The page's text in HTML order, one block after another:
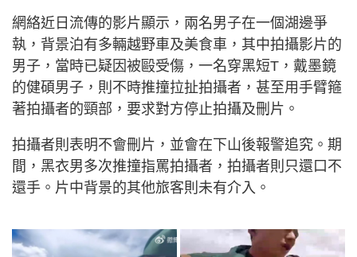
網絡近日流傳的影片顯示，兩名男子在一個湖邊爭
執，背景泊有多輛越野車及美食車，其中拍攝影片的
男子，當時已疑因被毆受傷，一名穿黑短T，戴墨鏡
的健碩男子，則不時推撞拉扯拍攝者，甚至用手臂箍
著拍攝者的頸部，要求對方停止拍攝及刪片。
拍攝者則表明不會刪片，並會在下山後報警追究。期
間，黑衣男多次推撞指罵拍攝者，拍攝者則只還口不
還手。片中背景的其他旅客則未有介入。